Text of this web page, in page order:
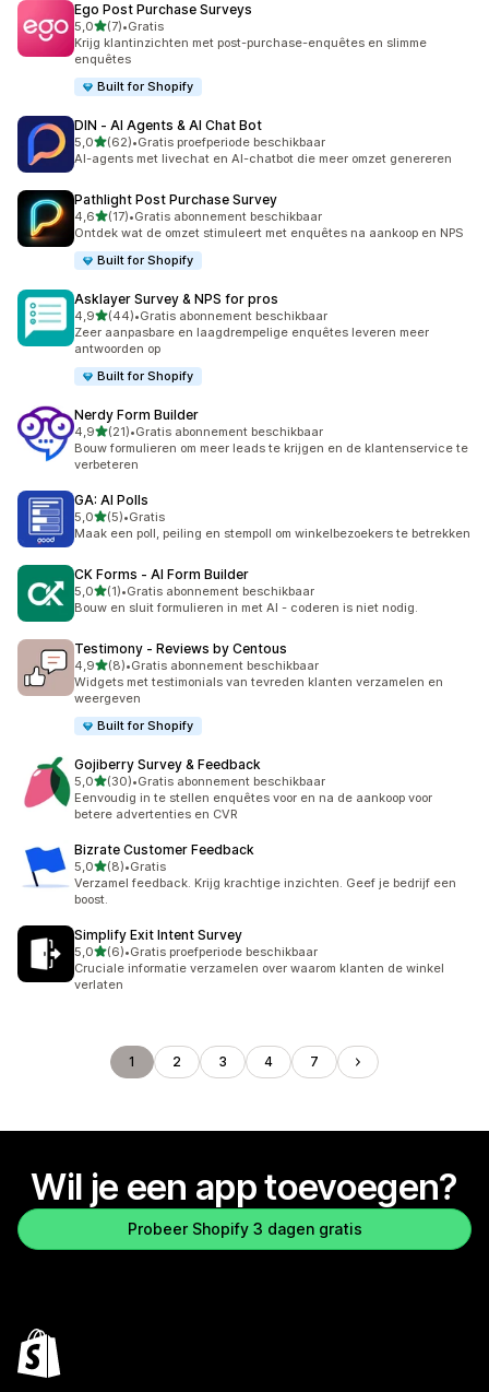
Ego Post Purchase Surveys
5,0van 5 sterren
(7)
7 recensies in totaal
•Gratis
Krijg klantinzichten met post-purchase-enquêtes en slimme
enquêtes
Built for Shopify
DIN ‑ AI Agents & AI Chat Bot
5,0van 5 sterren
(62)
62 recensies in totaal
•Gratis proefperiode beschikbaar
AI-agents met livechat en AI-chatbot die meer omzet genereren
Pathlight Post Purchase Survey
4,6van 5 sterren
(17)
17 recensies in totaal
•Gratis abonnement beschikbaar
Ontdek wat de omzet stimuleert met enquêtes na aankoop en NPS
Built for Shopify
Asklayer Survey & NPS for pros
4,9van 5 sterren
(44)
44 recensies in totaal
•Gratis abonnement beschikbaar
Zeer aanpasbare en laagdrempelige enquêtes leveren meer
antwoorden op
Built for Shopify
Nerdy Form Builder
4,9van 5 sterren
(21)
21 recensies in totaal
•Gratis abonnement beschikbaar
Bouw formulieren om meer leads te krijgen en de klantenservice te
verbeteren
GA: AI Polls
5,0van 5 sterren
(5)
5 recensies in totaal
•Gratis
Maak een poll, peiling en stempoll om winkelbezoekers te betrekken
CK Forms ‑ AI Form Builder
5,0van 5 sterren
(1)
1 recensies in totaal
•Gratis abonnement beschikbaar
Bouw en sluit formulieren in met AI - coderen is niet nodig.
Testimony ‑ Reviews by Centous
4,9van 5 sterren
(8)
8 recensies in totaal
•Gratis abonnement beschikbaar
Widgets met testimonials van tevreden klanten verzamelen en
weergeven
Built for Shopify
Gojiberry Survey & Feedback
5,0van 5 sterren
(30)
30 recensies in totaal
•Gratis abonnement beschikbaar
Eenvoudig in te stellen enquêtes voor en na de aankoop voor
betere advertenties en CVR
Bizrate Customer Feedback
5,0van 5 sterren
(8)
8 recensies in totaal
•Gratis
Verzamel feedback. Krijg krachtige inzichten. Geef je bedrijf een
boost.
Simplify Exit Intent Survey
5,0van 5 sterren
(6)
6 recensies in totaal
•Gratis proefperiode beschikbaar
Cruciale informatie verzamelen over waarom klanten de winkel
verlaten
1 2 3 4 7
Wil je een app toevoegen?
Probeer Shopify 3 dagen gratis